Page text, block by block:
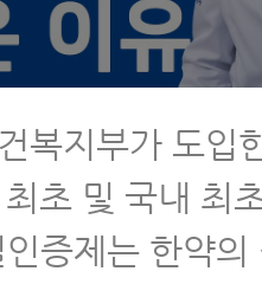
복지부가 도입
초 및 국내 최
증제는 한약의